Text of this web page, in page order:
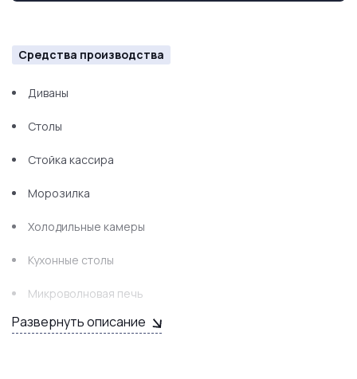
Средства производства
Диваны
Столы
Стойка кассира
Морозилка
Холодильные камеры
Кухонные столы
Микроволновая печь
Печь
Развернуть описание